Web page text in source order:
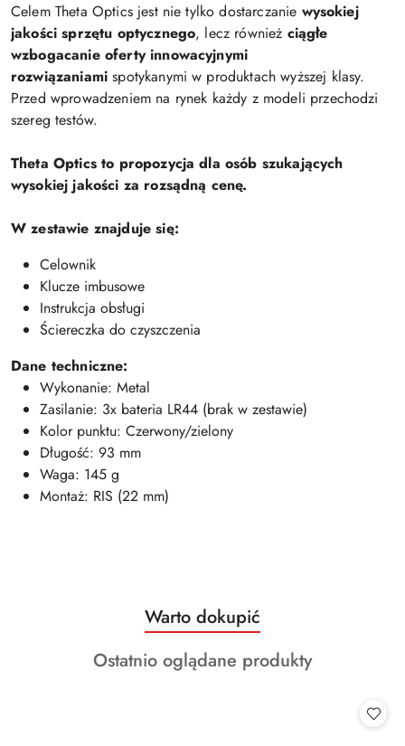
Celem Theta Optics jest nie tylko dostarczanie wysokiej
jakości sprzętu optycznego, lecz również ciągłe
wzbogacanie oferty innowacyjnymi
rozwiązaniami spotykanymi w produktach wyższej klasy.
Przed wprowadzeniem na rynek każdy z modeli przechodzi
szereg testów.
Theta Optics to propozycja dla osób szukających
wysokiej jakości za rozsądną cenę.
W zestawie znajduje się:
Celownik
Klucze imbusowe
Instrukcja obsługi
Ściereczka do czyszczenia
Dane techniczne:
Wykonanie: Metal
Zasilanie: 3x bateria LR44 (brak w zestawie)
Kolor punktu: Czerwony/zielony
Długość: 93 mm
Waga: 145 g
Montaż: RIS (22 mm)
Pomiń karuzelę produktów
Produkty
o
statusie:
Warto dokupić
Produkty
Ostatnio oglądane produkty